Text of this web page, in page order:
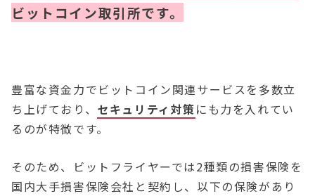
ビットコイン取引所です。
豊富な資金力でビットコイン関連サービスを多数立
ち上げており、 セキュリティ対策にも力を入れてい
るのが特徴です。
そのため、ビットフライヤーでは2種類の損害保険を
国内大手損害保険会社と契約し、以下の保険があり